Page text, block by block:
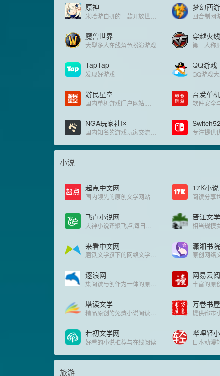
原神 梦幻西游
魔兽世界
大型多人在线角色扮演游戏
穿越火线
TapTap
发现好游戏
QQ游戏
游民星空 吾爱单
NGA玩家社区
专注提供
小说
起点中文网
国内领先的原创文学网站
17K小说
飞卢小说网 晋江文
来看中文网 潇湘书院
逐浪网 网易云
塔读文学 万卷书屋
若初文学网
好看的小说推荐与在线阅读
哔哩轻
日本动漫
旅游